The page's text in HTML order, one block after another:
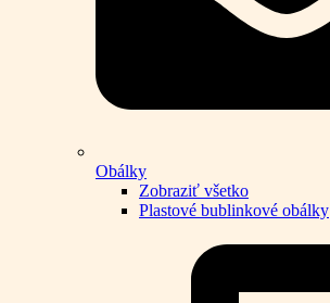
Obálky
Zobraziť všetko
Plastové bublinkové obálky